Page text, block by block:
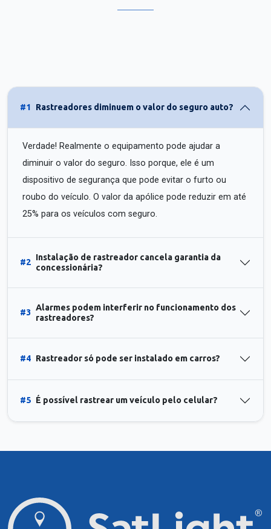
#1 Rastreadores diminuem o valor do seguro auto?
Verdade! Realmente o equipamento pode ajudar a
diminuir o valor do seguro. Isso porque, ele é um
dispositivo de segurança que pode evitar o furto ou
roubo do veículo. O valor da apólice pode reduzir em até
25% para os veículos com seguro.
#2
Instalação de rastreador cancela garantia da
concessionária?
#3
Alarmes podem interferir no funcionamento dos
rastreadores?
#4 Rastreador só pode ser instalado em carros?
#5 É possível rastrear um veículo pelo celular?